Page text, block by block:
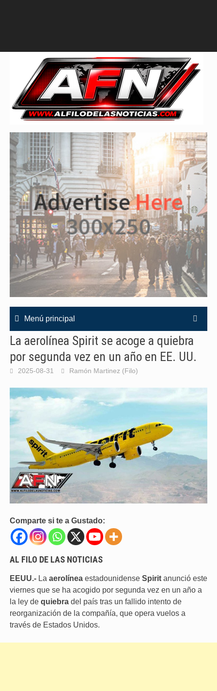
Menú principal
La aerolínea Spirit se acoge a quiebra
por segunda vez en un año en EE. UU.
2025-08-31 Ramón Martinez (Filo)
Comparte si te a Gustado:
AL FILO DE LAS NOTICIAS
EEUU.- La aerolínea estadounidense Spirit anunció este
viernes que se ha acogido por segunda vez en un año a
la ley de quiebra del país tras un fallido intento de
reorganización de la compañía, que opera vuelos a
través de Estados Unidos.